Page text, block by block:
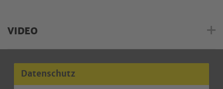
VIDEO
Datenschutz